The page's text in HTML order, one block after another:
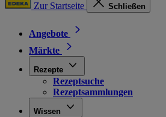
Zur Startseite Schließen
Angebote
Märkte
Rezepte
Rezeptsuche
Rezeptsammlungen
Wissen